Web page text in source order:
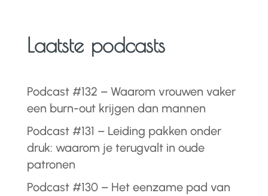
Laatste podcasts
Podcast #132 – Waarom vrouwen vaker
een burn-out krijgen dan mannen
Podcast #131 – Leiding pakken onder
druk: waarom je terugvalt in oude
patronen
Podcast #130 – Het eenzame pad van